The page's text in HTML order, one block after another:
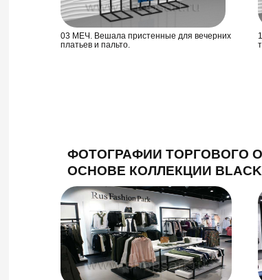
03 МЕЧ. Вешала пристенные для вечерних
платьев и пальто.
ФОТОГРАФИИ ТОРГОВОГО
ОСНОВЕ КОЛЛЕКЦИИ BLACK